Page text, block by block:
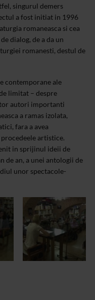
singurul demers
a fost initiat in 1996
romaneasca si cea
dialog, de a da un
romanesti, destul de
contemporane ale
limitat – despre
autori importanti
a ramas izolata,
fara a avea
artistice.
in sprijinul ideii de
de an, a unei antologii de
unor spectacole-